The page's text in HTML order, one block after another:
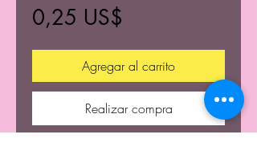
0,25 US$
Agregar al carrito
Realizar compra